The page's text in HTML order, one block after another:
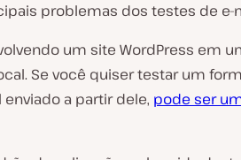
problemas dos testes de e-
um site WordPress em
Se você quiser testar um
a partir dele, pode ser